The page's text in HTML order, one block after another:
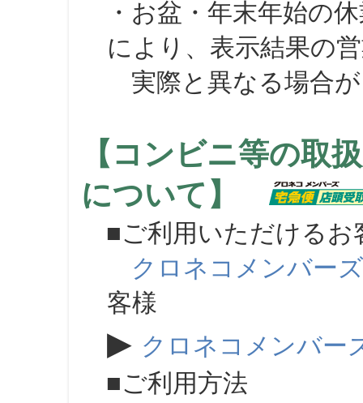
・お盆・年末年始の
により、表示結果の
実際と異なる場合が
【コンビニ等の取
について】
■ご利用いただけるお
クロネコメンバーズ
客様
▶ クロネコメンバー
■ご利用方法